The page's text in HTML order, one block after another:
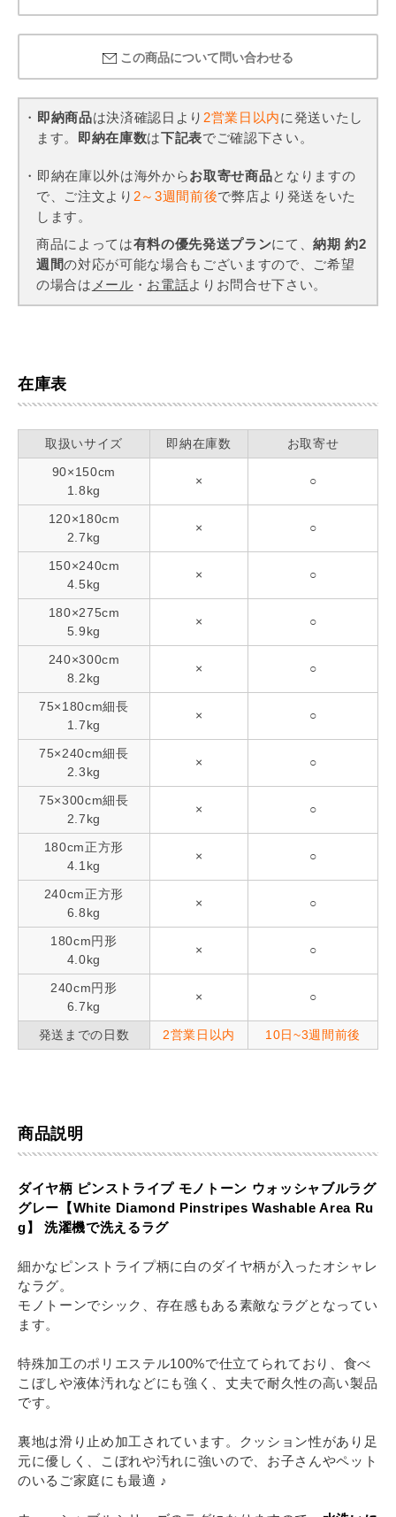
この商品について問い合わせる
・ 即納商品は決済確認日より 2営業日以内に発送いたし
ます。
即納在庫数は下記表でご確認下さい。
・即納在庫以外は海外からお取寄せ商品となりますの
で、ご注文より 2～3週間前後で弊店より発送をいた
します。
商品によっては有料の優先発送プランにて、納期 約2
週間の対応が可能な場合もございますので、ご希望
の場合は メール ・ お電話よりお問合せ下さい。
在庫表
取扱いサイズ 即納在庫数
お取寄せ
90×150cm
1.8kg
× ○
120×180cm
2.7kg
× ○
150×240cm
4.5kg
× ○
180×275cm
5.9kg
× ○
240×300cm
8.2kg
× ○
75×180cm細長
1.7kg
× ○
75×240cm細長
2.3kg
× ○
75×300cm細長
2.7kg
× ○
180cm正方形
4.1kg
× ○
240cm正方形
6.8kg
× ○
180cm円形
4.0kg
× ○
240cm円形
6.7kg
× ○
発送までの日数 2営業日以内 10日~3週間前後
商品説明
ダイヤ柄 ピンストライプ モノトーン ウォッシャブルラグ
グレー【White Diamond Pinstripes Washable Area Ru
g】 洗濯機で洗えるラグ
細かなピンストライプ柄に白のダイヤ柄が入ったオシャレ
なラグ。
モノトーンでシック、存在感もある素敵なラグとなってい
ます。
特殊加工のポリエステル100%で仕立てられており、食べ
こぼしや液体汚れなどにも強く、丈夫で耐久性の高い製品
です。
裏地は滑り止め加工されています。クッション性があり足
元に優しく、こぼれや汚れに強いので、お子さんやペット
のいるご家庭にも最適 ♪